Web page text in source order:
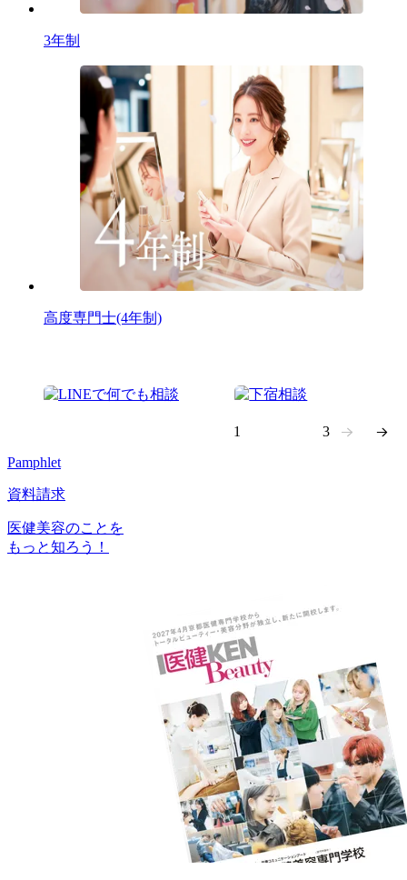
3年制
高度専門士(4年制)
Pamphlet
資料請求
医健美容のことを
もっと知ろう！